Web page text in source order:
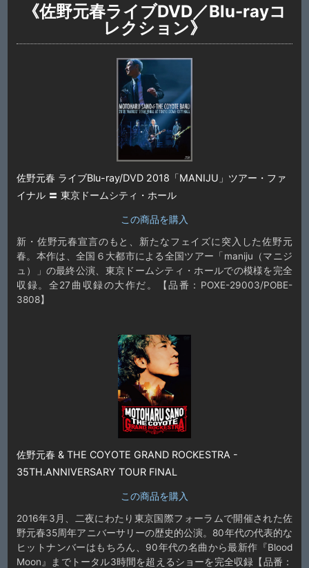
《佐野元春ライブDVD／Blu-rayコ
レクション》
佐野元春 ライブBlu-ray/DVD 2018「MANIJU」ツアー・ファ
イナル 〓 東京ドームシティ・ホール
この商品を購入
新・佐野元春宣言のもと、新たなフェイズに突入した佐野元
春。本作は、全国６大都市による全国ツアー「maniju（マニジ
ュ）」の最終公演、東京ドームシティ・ホールでの模様を完全
収録。全27曲収録の大作だ。【品番：POXE-29003/POBE-
3808】
佐野元春 & THE COYOTE GRAND ROCKESTRA -
35TH.ANNIVERSARY TOUR FINAL
この商品を購入
2016年3月、二夜にわたり東京国際フォーラムで開催された佐
野元春35周年アニバーサリーの歴史的公演。80年代の代表的な
ヒットナンバーはもちろん、90年代の名曲から最新作『Blood
Moon』までトータル3時間を超えるショーを完全収録【品番：